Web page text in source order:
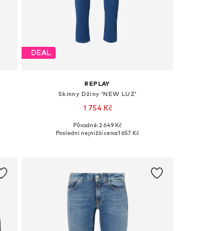
DEAL
REPLAY
Skinny Džíny 'NEW LUZ'
1 754 Kč
Dostupné v mnoha velikostech
Původně: 2 649 Kč
Poslední nejnižší cena:1 657 Kč